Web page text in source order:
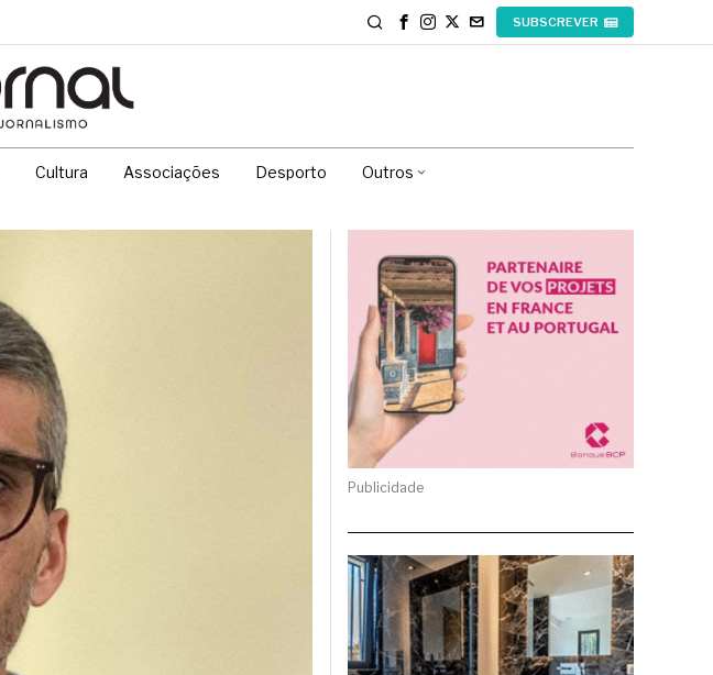
SUBSCREVER
Cultura Associações Desporto Outros
Publicidade